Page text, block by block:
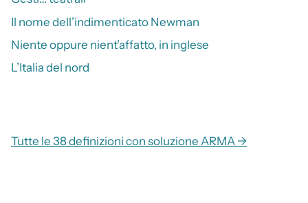
Il nome dell’indimenticato Newman
Niente oppure nient’affatto, in inglese
L’Italia del nord
Tutte le 38 definizioni con soluzione ARMA →